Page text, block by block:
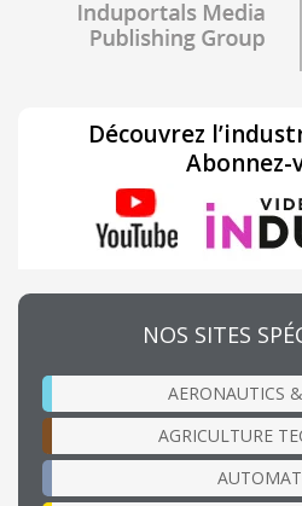
Découvrez
Abonnez-
NOS SITES
AERONAUTICS
AGRICULTURE